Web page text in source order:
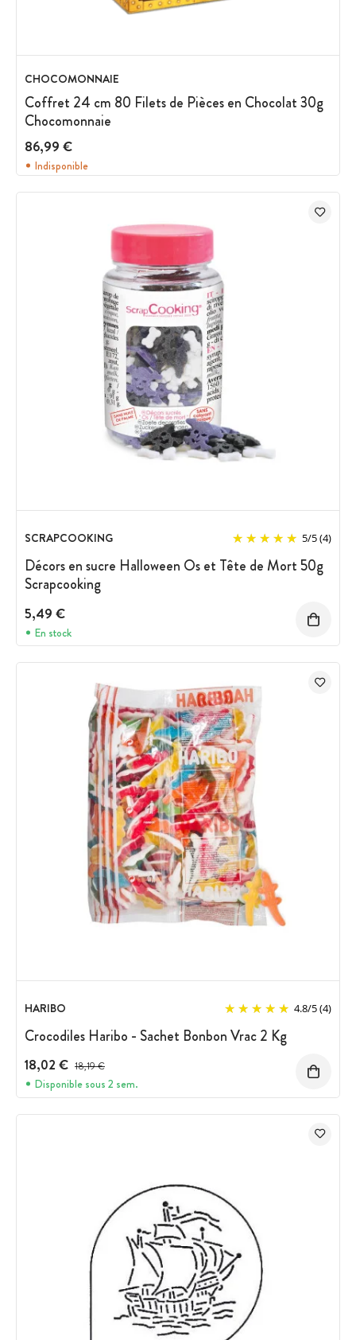
CHOCOMONNAIE
Coffret 24 cm 80 Filets de Pièces en Chocolat 30g
Chocomonnaie
86,99 €
Indisponible
SCRAPCOOKING 5/5(4)
Décors en sucre Halloween Os et Tête de Mort 50g
Scrapcooking
5,49 €
En stock
HARIBO 4.8/5(4)
Crocodiles Haribo - Sachet Bonbon Vrac 2 Kg
18,02 € Prix avant réduction :
18,19 €
Disponible sous 2 sem.